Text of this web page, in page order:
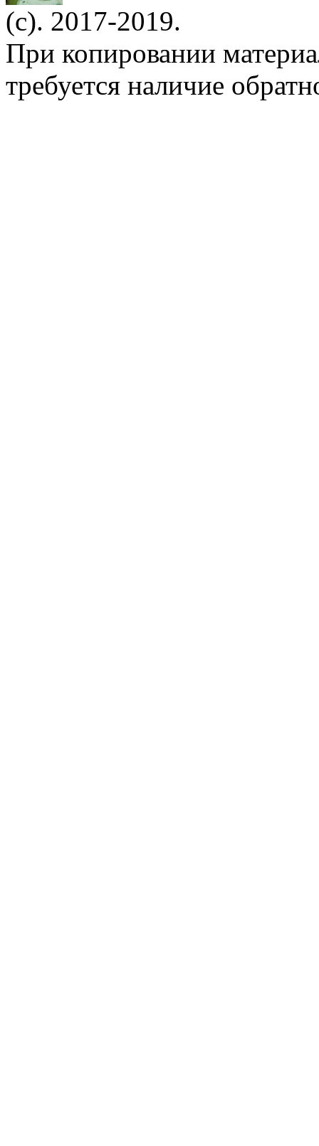
(c). 2017-2019.
При копировании
требуется наличие